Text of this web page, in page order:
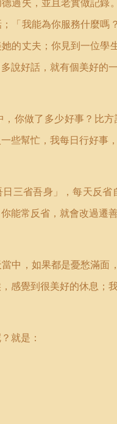
「我能為你服務什麼
的丈夫；你見到一位
說好話，就有個美好的
你做了多少好事？比
些幫忙，我每日行好事
三省吾身」，每天反
能常反省，就會改過遷
中，如果都是憂愁滿
感覺到很美好的休息；
就是：